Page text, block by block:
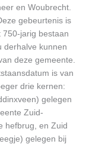
en Woubrecht.
gebeurtenis is
jarig bestaan
derhalve kunnen
deze gemeente.
is van
drie kernen:
gelegen
Zuid-
hefbrug, en Zuid
gelegen bij